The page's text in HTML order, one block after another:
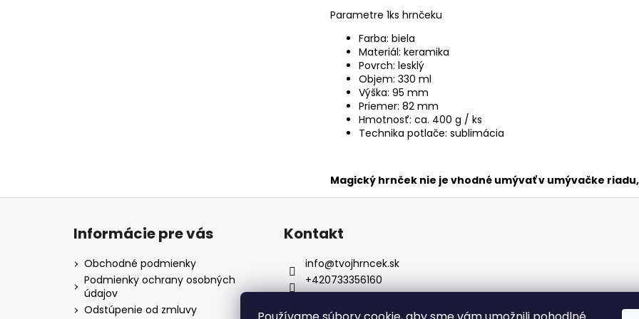
Parametre 1ks hrnčeku
Farba: biela
Materiál: keramika
Povrch: lesklý
Objem: 330 ml
Výška: 95 mm
Priemer: 82 mm
Hmotnosť: ca. 400 g / ks
Technika potlače: sublimácia
Magický hrnček nie je vhodné umývať v umývačke
Informácie pre vás
Obchodné podmienky
Podmienky ochrany osobných
údajov
Odstúpenie od zmluvy
Kontakt
info@tvojhrncek.sk
+420733356160
tvojhrncek.sk